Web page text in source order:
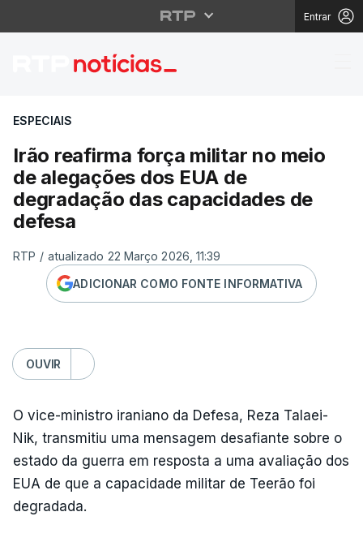
Entrar
Irão reafirma força
ESPECIAIS
Irão reafirma força militar no meio
de alegações dos EUA de
degradação das capacidades de
defesa
RTP / atualizado 22 Março 2026, 11:39
ADICIONAR COMO FONTE INFORMATIVA
OUVIR
O vice-ministro iraniano da Defesa, Reza Talaei-
Nik, transmitiu uma mensagem desafiante sobre o
estado da guerra em resposta a uma avaliação dos
EUA de que a capacidade militar de Teerão foi
degradada.